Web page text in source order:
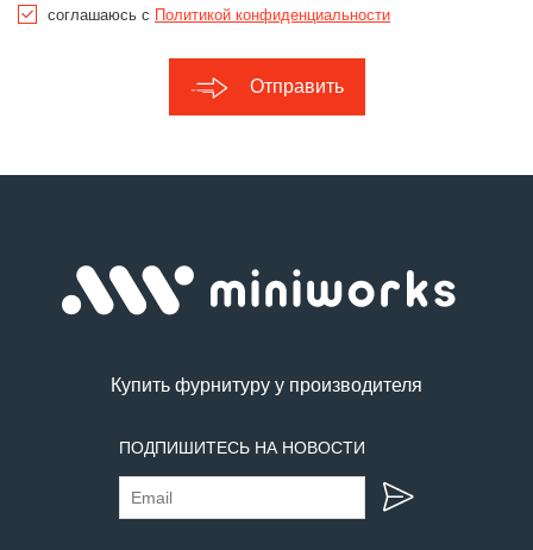
соглашаюсь с Политикой конфиденциальности
Отправить
Купить фурнитуру у производителя
ПОДПИШИТЕСЬ НА НОВОСТИ